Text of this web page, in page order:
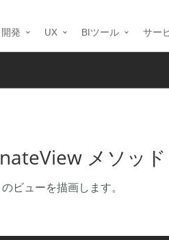
開発 UX BIツール サー
メソッ
ビューを描画します。